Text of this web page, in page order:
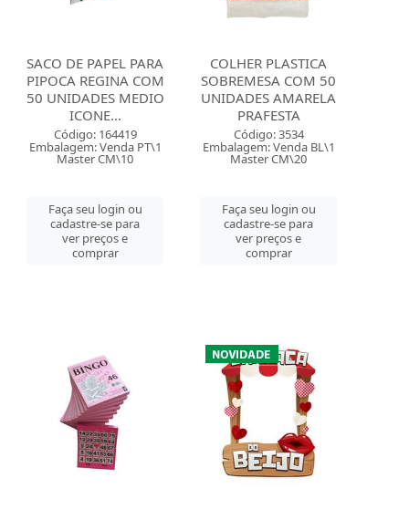
SACO DE PAPEL PARA
PIPOCA REGINA COM
50 UNIDADES MEDIO
ICONE...
Código: 164419
Embalagem: Venda PT\1
Master CM\10
Faça seu login ou
cadastre-se para
ver preços e
comprar
COLHER PLASTICA
SOBREMESA COM 50
UNIDADES AMARELA
PRAFESTA
Código: 3534
Embalagem: Venda BL\1
Master CM\20
Faça seu login ou
cadastre-se para
ver preços e
comprar